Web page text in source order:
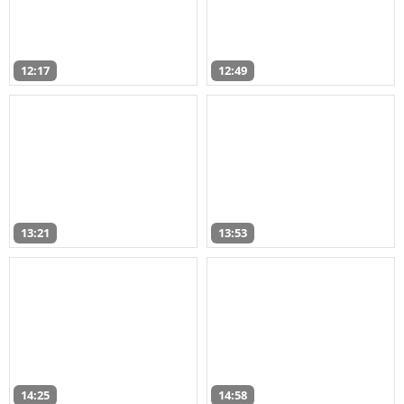
12:17 12:49
13:21 13:53
14:25 14:58